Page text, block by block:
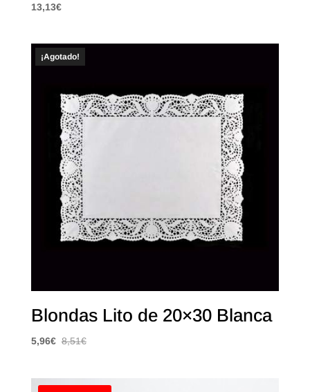
13,13€
¡Agotado!
Blondas Lito de 20×30 Blanca
5,96€ 8,51€